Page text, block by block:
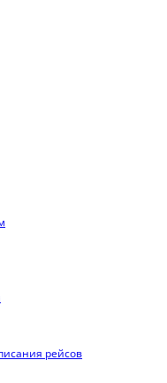
рейсов